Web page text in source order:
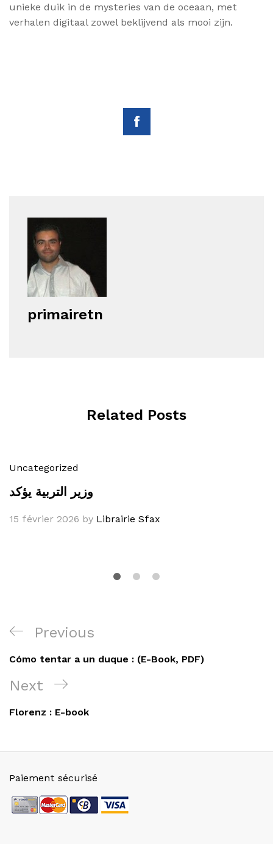
unieke duik in de mysteries van de oceaan, met
verhalen digitaal zowel beklijvend als mooi zijn.
primairetn
Related Posts
Uncategorized
وزير التربية يؤكد
15 février 2026 by Librairie Sfax
Navigation
de
l’article
Previous
Post
Previous
Cómo tentar a un duque : (E-Book, PDF)
Next
Post
Next
Florenz : E-book
Paiement sécurisé